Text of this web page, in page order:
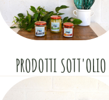
PRODOTTI SOTT'OLIO